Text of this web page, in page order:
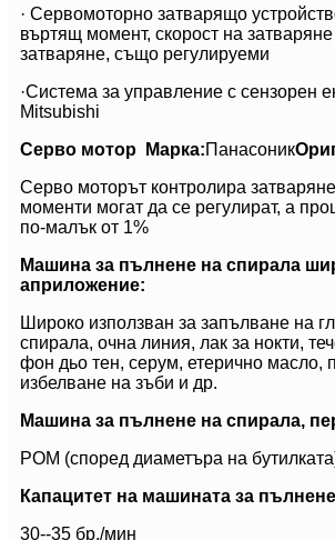
· Сервомоторно затварящо
въртящ момент, скорост на
затваряне, също регулируеми
·Система за управление с сензорен
Mitsubishi
Серво мотор
Марка:Панасоник
Серво моторът контролира
моменти могат да се регулират, а
по-малък от 1%
Машина за пълнене на спирала
aприложение:
Широко използван за запълване на
спирала, очна линия, лак за нокти,
фон дьо тен, серум, етерично масло,
избелване на зъби и др.
Машина за пълнене на спирала,
POM (според диаметъра на
Капацитет на машината за
30--35 бр./мин